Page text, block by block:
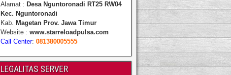
Alamat : Desa Nguntoronadi RT25 RW04
Kec. Nguntoronadi
Kab. Magetan Prov. Jawa Timur
Website : www.starreloadpulsa.com
Call Center: 081380005555
LEGALITAS SERVER